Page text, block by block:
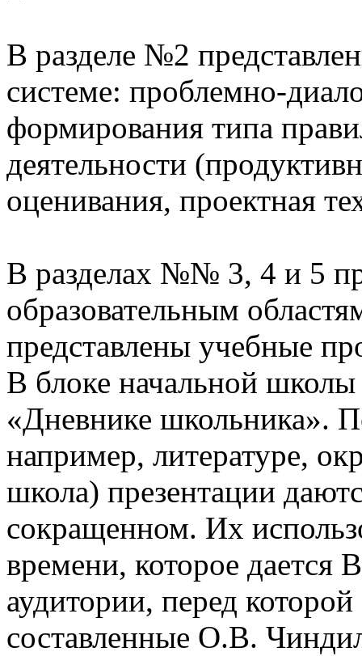
В разделе №2
системе: проблемно-
формирования типа
деятельности
оценивания, проектная
В разделах №№ 3, 4 и 5
образовательным
представлены учебные
В блоке начальной
«Дневнике школьника».
например, литературе,
школа) презентации
сокращенном. Их
времени, которое дается
аудитории, перед
составленные О.В.